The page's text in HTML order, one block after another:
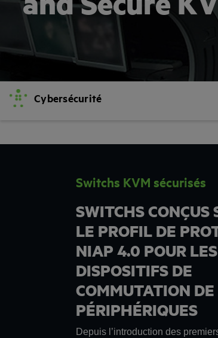
Cybersécurité
Switchs KVM sécurisés
SWITCHS CONÇUS
LE PROFIL DE
NIAP 4.0 POUR LES
DISPOSITIFS DE
COMMUTATION DE
PÉRIPHÉRIQUES
Depuis l’introduction des